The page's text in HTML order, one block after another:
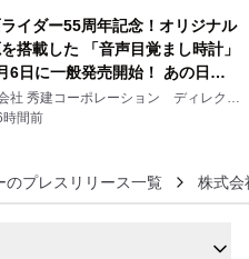
イダー55周年記念！オリジナル
搭載した 「音声目覚まし時計」
6日に一般発売開始！ あの日の
が今甦る
社 秀建コーポレーション ディレクト
ギャラリー
時間前
のプレスリリース一覧 株式会